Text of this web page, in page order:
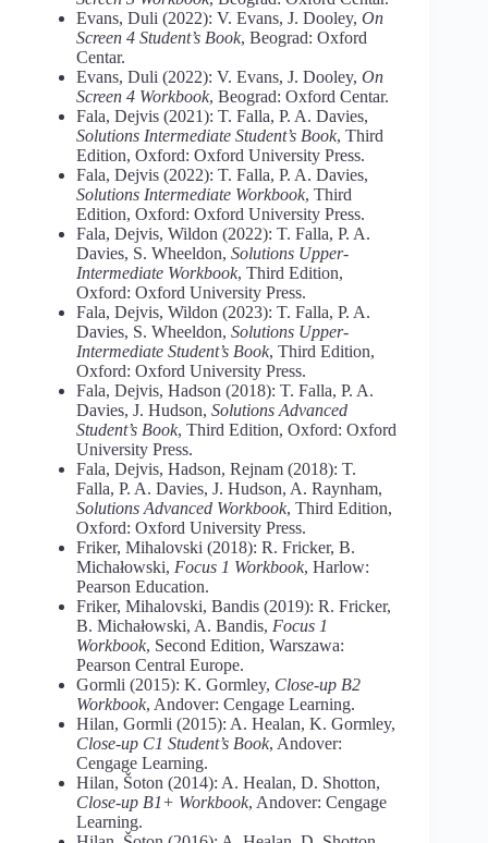
Evans, Duli (2022): V. Evans, J. Dooley, On
Screen 4 Student’s Book, Beograd: Oxford
Centar.
Evans, Duli (2022): V. Evans, J. Dooley, On
Screen 4 Workbook, Beograd: Oxford Centar.
Fala, Dejvis (2021): T. Falla, P. A. Davies,
Solutions Intermediate Student’s Book, Third
Edition, Oxford: Oxford University Press.
Fala, Dejvis (2022): T. Falla, P. A. Davies,
Solutions Intermediate Workbook, Third
Edition, Oxford: Oxford University Press.
Fala, Dejvis, Wildon (2022): T. Falla, P. A.
Davies, S. Wheeldon, Solutions Upper-
Intermediate Workbook, Third Edition,
Oxford: Oxford University Press.
Fala, Dejvis, Wildon (2023): T. Falla, P. A.
Davies, S. Wheeldon, Solutions Upper-
Intermediate Student’s Book, Third Edition,
Oxford: Oxford University Press.
Fala, Dejvis, Hadson (2018): T. Falla, P. A.
Davies, J. Hudson, Solutions Advanced
Student’s Book, Third Edition, Oxford: Oxford
University Press.
Fala, Dejvis, Hadson, Rejnam (2018): T.
Falla, P. A. Davies, J. Hudson, A. Raynham,
Solutions Advanced Workbook, Third Edition,
Oxford: Oxford University Press.
Friker, Mihalovski (2018): R. Fricker, B.
Michałowski, Focus 1 Workbook, Harlow:
Pearson Education.
Friker, Mihalovski, Bandis (2019): R. Fricker,
B. Michałowski, A. Bandis, Focus 1
Workbook, Second Edition, Warszawa:
Pearson Central Europe.
Gormli (2015): K. Gormley, Close-up B2
Workbook, Andover: Cengage Learning.
Hilan, Gormli (2015): A. Healan, K. Gormley,
Close-up C1 Student’s Book, Andover:
Cengage Learning.
Hilan, Šoton (2014): A. Healan, D. Shotton,
Close-up B1+ Workbook, Andover: Cengage
Learning.